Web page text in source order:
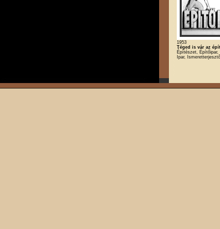
1953
Téged is vár az
Építészet, Építőipar,
Ipar, Ismeretterjesztő